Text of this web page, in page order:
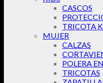
CASCOS
TRICOTA
MUJER
CALZAS
POLERA
TRICOTAS